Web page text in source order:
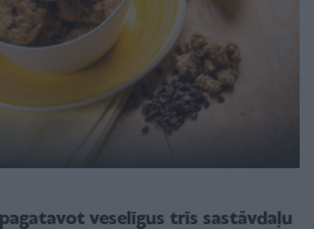
veselīgus trīs sastāvdaļu